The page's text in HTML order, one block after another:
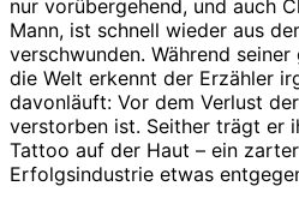
nur vorübergehend, und auch
Mann, ist schnell wieder aus
verschwunden. Während
die Welt erkennt der Erzähler
davonläuft: Vor dem Verlust
verstorben ist. Seither trägt er
Tattoo auf der Haut – ein
Erfolgsindustrie etwas